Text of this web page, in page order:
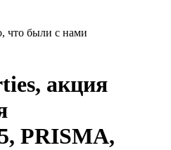
что были с нами
акция
PRISMA,